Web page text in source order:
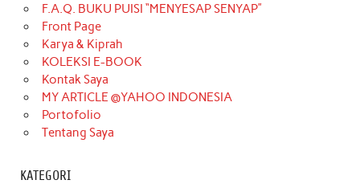
F.A.Q. BUKU PUISI “MENYESAP SENYAP”
Front Page
Karya & Kiprah
KOLEKSI E-BOOK
Kontak Saya
MY ARTICLE @YAHOO INDONESIA
Portofolio
Tentang Saya
KATEGORI